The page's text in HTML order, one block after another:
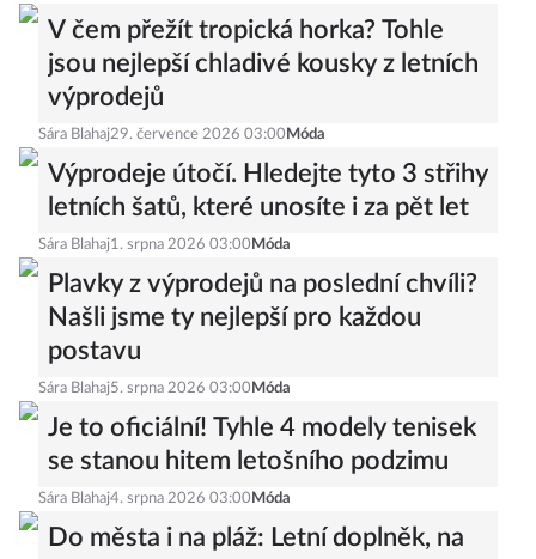
V čem přežít tropická horka? Tohle
jsou nejlepší chladivé kousky z letních
výprodejů
Sára Blahaj29. července 2026 03:00 Móda
Výprodeje útočí. Hledejte tyto 3 střihy
letních šatů, které unosíte i za pět let
Sára Blahaj1. srpna 2026 03:00 Móda
Plavky z výprodejů na poslední chvíli?
Našli jsme ty nejlepší pro každou
postavu
Sára Blahaj5. srpna 2026 03:00 Móda
Je to oficiální! Tyhle 4 modely tenisek
se stanou hitem letošního podzimu
Sára Blahaj4. srpna 2026 03:00 Móda
Do města i na pláž: Letní doplněk, na